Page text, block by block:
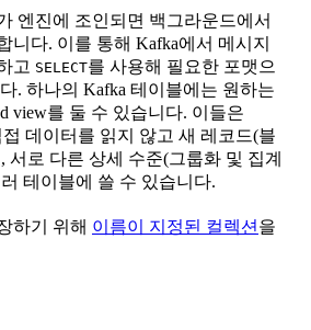
엔진에 조인되면 백그라운드에서
니다. 이를 통해 Kafka에서 메시지
고 SELECT를 사용해 필요한 포맷으
. 하나의 Kafka 테이블에는 원하는
view를 둘 수 있습니다. 이들은
데이터를 읽지 않고 새 레코드(블
서로 다른 상세 수준(그룹화 및 집계
테이블에 쓸 수 있습니다.
하기 위해 이름이 지정된 컬렉션 을